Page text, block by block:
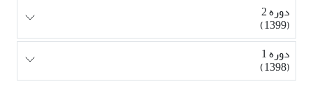
دوره 2
(1399)
دوره 1
(1398)